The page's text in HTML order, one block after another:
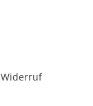
Widerruf